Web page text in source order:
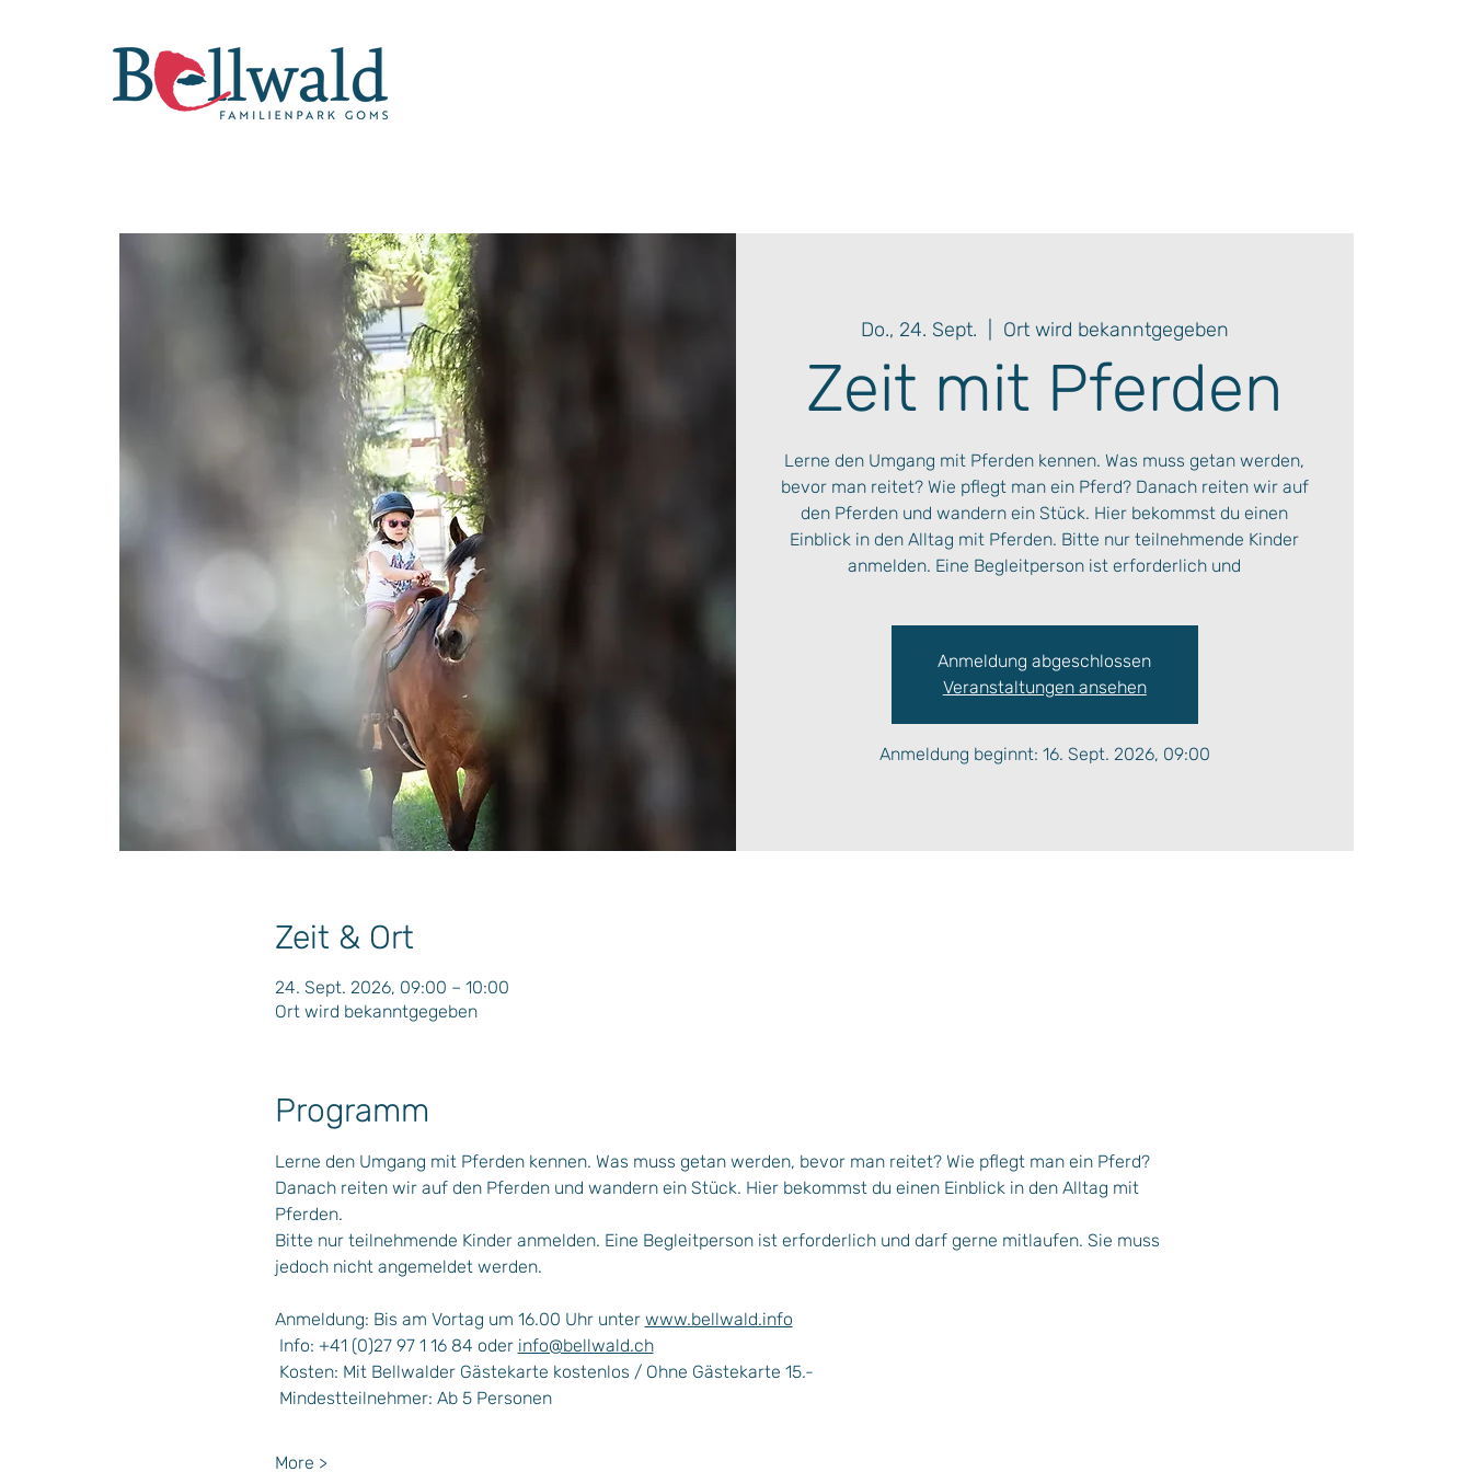
Do., 24. Sept. Ort wird bekanntgegeben
Zeit mit Pferden
Lerne den Umgang mit Pferden kennen. Was muss getan werden,
bevor man reitet? Wie pflegt man ein Pferd? Danach reiten wir auf
den Pferden und wandern ein Stück. Hier bekommst du einen
Einblick in den Alltag mit Pferden. Bitte nur teilnehmende Kinder
anmelden. Eine Begleitperson ist erforderlich und
Anmeldung abgeschlossen
Veranstaltungen ansehen
Anmeldung beginnt: 16. Sept. 2026, 09:00
Zeit & Ort
24. Sept. 2026, 09:00 – 10:00
Ort wird bekanntgegeben
Programm
Lerne den Umgang mit Pferden kennen. Was muss getan werden, bevor man reitet? Wie pflegt man ein Pferd?
Danach reiten wir auf den Pferden und wandern ein Stück. Hier bekommst du einen Einblick in den Alltag mit
Pferden.
Bitte nur teilnehmende Kinder anmelden. Eine Begleitperson ist erforderlich und darf gerne mitlaufen. Sie muss
jedoch nicht angemeldet werden.
Anmeldung: Bis am Vortag um 16.00 Uhr unter www.bellwald.info
Info: +41 (0)27 97 1 16 84 oder info@bellwald.ch
Kosten: Mit Bellwalder Gästekarte kostenlos / Ohne Gästekarte 15.-
Mindestteilnehmer: Ab 5 Personen
More >